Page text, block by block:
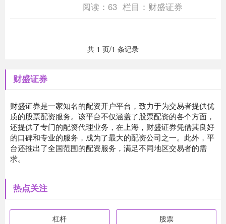
阅读： 63 栏目： 财盛证券
共 1 页/1 条记录
财盛证券
财盛证券是一家知名的配资开户平台，致力于为交易者提供优
质的股票配资服务。该平台不仅涵盖了股票配资的各个方面，
还提供了专门的配资代理业务，在上海，财盛证券凭借其良好
的口碑和专业的服务，成为了最大的配资公司之一。此外，平
台还推出了全国范围的配资服务，满足不同地区交易者的需
求。
热点关注
杠杆 股票